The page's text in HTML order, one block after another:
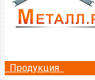
Продукция